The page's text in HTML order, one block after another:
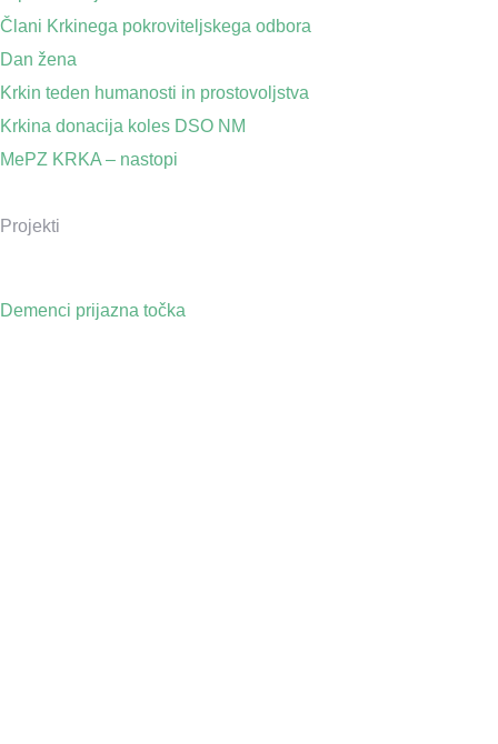
Člani Krkinega pokroviteljskega odbora
Dan žena
Krkin teden humanosti in prostovoljstva
Krkina donacija koles DSO NM
MePZ KRKA – nastopi
Projekti
Demenci prijazna točka